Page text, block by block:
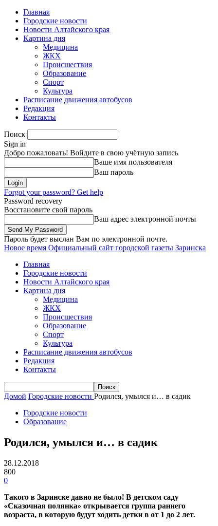
Главная
Городские новости
Новости Алтайского края
Картина дня
Медицина
ЖКХ
Происшествия
Образование
Спорт
Культура
Расписание движения автобусов
Редакция
Контакты
Поиск
Sign in
Добро пожаловать! Войдите в свою учётную запись
Ваше имя пользователя
Ваш пароль
Forgot your password? Get help
Password recovery
Восстановите свой пароль
Ваш адрес электронной почты
Пароль будет выслан Вам по электронной почте.
Новое время Официальный сайт городской газеты Заринска
Главная
Городские новости
Новости Алтайского края
Картина дня
Медицина
ЖКХ
Происшествия
Образование
Спорт
Культура
Расписание движения автобусов
Редакция
Контакты
Домой Городские новости Родился, умылся и… в садик
Городские новости
Образование
Родился, умылся и… в садик
28.12.2018
800
0
Такого в Заринске давно не было! В детском саду
«Сказочная полянка» открывается группа раннего
возраста, в которую будут ходить детки в от 1 до 2 лет.